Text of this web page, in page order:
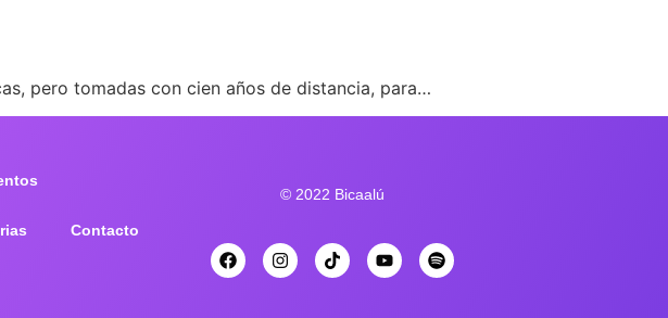
pero tomadas con cien años de distancia, para…
Contacto
© 2022 Bicaalú